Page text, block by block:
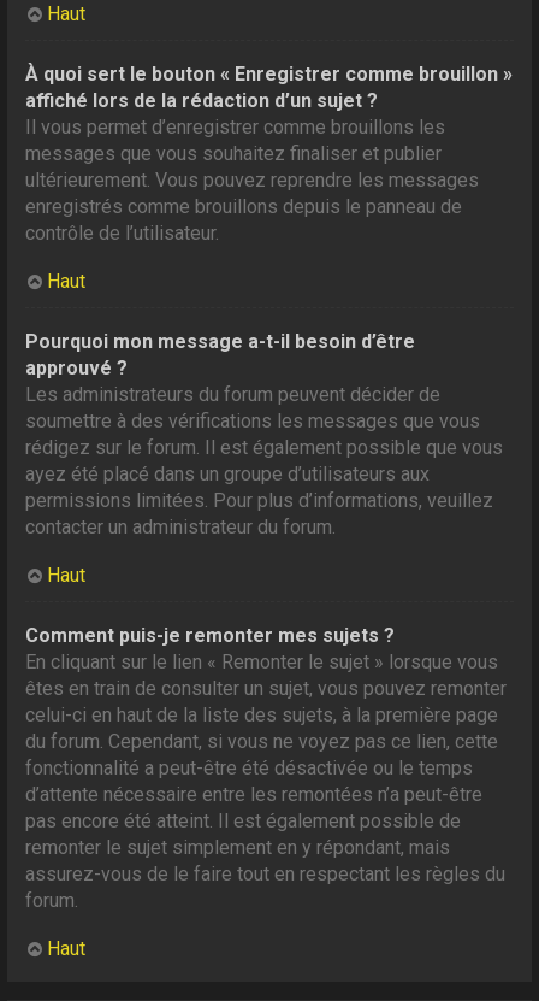
Haut
À quoi sert le bouton « Enregistrer comme brouillon »
affiché lors de la rédaction d’un sujet ?
Il vous permet d’enregistrer comme brouillons les
messages que vous souhaitez finaliser et publier
ultérieurement. Vous pouvez reprendre les messages
enregistrés comme brouillons depuis le panneau de
contrôle de l’utilisateur.
Haut
Pourquoi mon message a-t-il besoin d’être
approuvé ?
Les administrateurs du forum peuvent décider de
soumettre à des vérifications les messages que vous
rédigez sur le forum. Il est également possible que vous
ayez été placé dans un groupe d’utilisateurs aux
permissions limitées. Pour plus d’informations, veuillez
contacter un administrateur du forum.
Haut
Comment puis-je remonter mes sujets ?
En cliquant sur le lien « Remonter le sujet » lorsque vous
êtes en train de consulter un sujet, vous pouvez remonter
celui-ci en haut de la liste des sujets, à la première page
du forum. Cependant, si vous ne voyez pas ce lien, cette
fonctionnalité a peut-être été désactivée ou le temps
d’attente nécessaire entre les remontées n’a peut-être
pas encore été atteint. Il est également possible de
remonter le sujet simplement en y répondant, mais
assurez-vous de le faire tout en respectant les règles du
forum.
Haut